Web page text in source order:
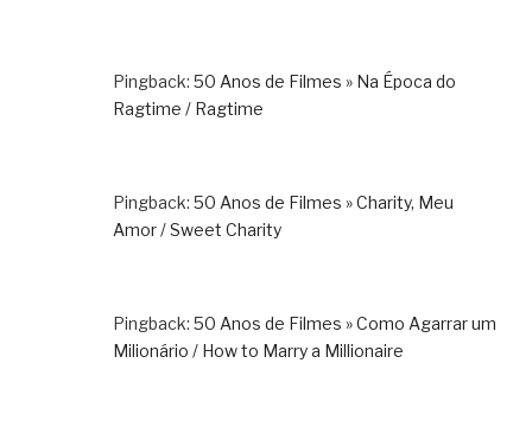
Pingback: 50 Anos de Filmes » Na Época do
Ragtime / Ragtime
Pingback: 50 Anos de Filmes » Charity, Meu
Amor / Sweet Charity
Pingback: 50 Anos de Filmes » Como Agarrar um
Milionário / How to Marry a Millionaire